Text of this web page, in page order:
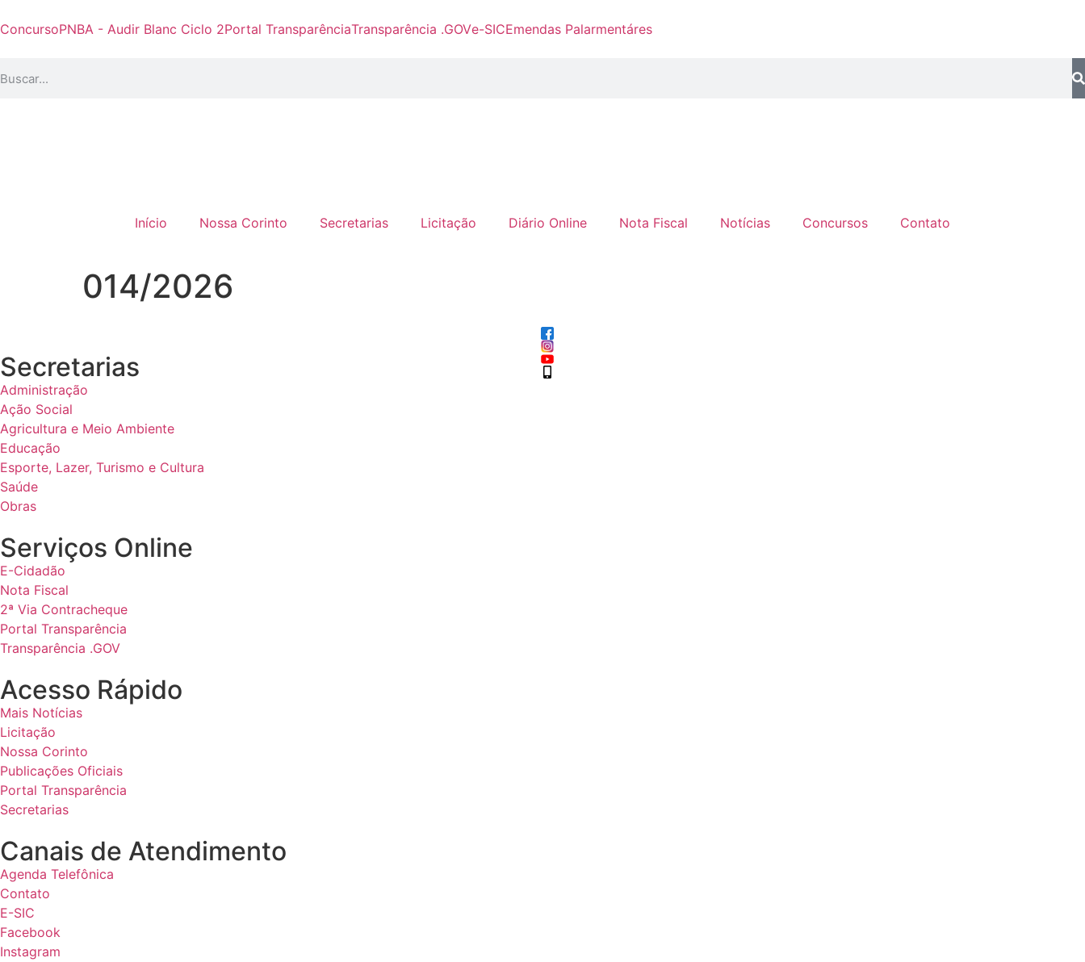
ConcursoPNBA - Audir Blanc Ciclo 2Portal TransparênciaTransparência .GOVe-SICEmendas Palarmentáres
Início Nossa Corinto Secretarias Licitação Diário Online Nota Fiscal Notícias Concursos Contato
014/2026
Secretarias
Administração
Ação Social
Agricultura e Meio Ambiente
Educação
Esporte, Lazer, Turismo e Cultura
Saúde
Obras
Serviços Online
E-Cidadão
Nota Fiscal
2ª Via Contracheque
Portal Transparência
Transparência .GOV
Acesso Rápido
Mais Notícias
Licitação
Nossa Corinto
Publicações Oficiais
Portal Transparência
Secretarias
Canais de Atendimento
Agenda Telefônica
Contato
E-SIC
Facebook
Instagram